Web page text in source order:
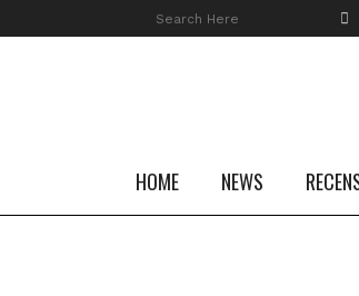
HOME NEWS